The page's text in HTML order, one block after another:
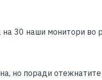
30 наши монитори во
но поради